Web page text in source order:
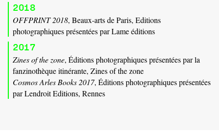
2018
OFFPRINT 2018, Beaux-arts de Paris, Editions
photographiques présentées par Lame éditions
2017
Zines of the zone, Éditions photographiques présentées par la
fanzinothèque itinérante, Zines of the zone
Cosmos Arles Books 2017, Éditions photographiques présentées
par Lendroit Editions, Rennes